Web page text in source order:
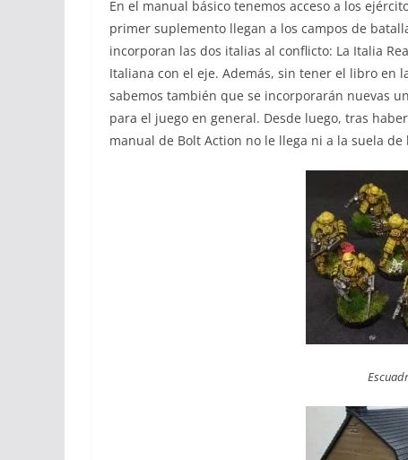
En el manual básico tenemos acceso a los
primer suplemento llegan a los campos de
incorporan las dos italias al conflicto: La Italia
Italiana con el eje. Además, sin tener el libro en
sabemos también que se incorporarán nuevas
para el juego en general. Desde luego, tras
manual de Bolt Action no le llega ni a la suela de